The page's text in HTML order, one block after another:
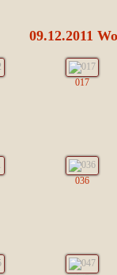
09.12.2011
017
036